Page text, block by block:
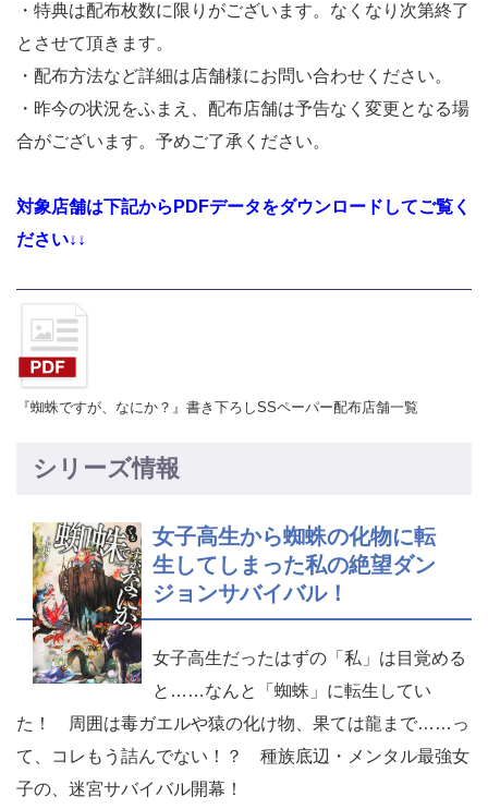
・特典は配布枚数に限りがございます。なくなり次第終了
とさせて頂きます。
・配布方法など詳細は店舗様にお問い合わせください。
・昨今の状況をふまえ、配布店舗は予告なく変更となる場
合がございます。予めご了承ください。
対象店舗は下記からPDFデータをダウンロードしてご覧く
ださい↓↓
『蜘蛛ですが、なにか？』書き下ろしSSペーパー配布店舗一覧
シリーズ情報
女子高生から蜘蛛の化物に転
生してしまった私の絶望ダン
ジョンサバイバル！
女子高生だったはずの「私」は目覚める
と……なんと「蜘蛛」に転生してい
た！ 周囲は毒ガエルや猿の化け物、果ては龍まで……っ
て、コレもう詰んでない！？ 種族底辺・メンタル最強女
子の、迷宮サバイバル開幕！